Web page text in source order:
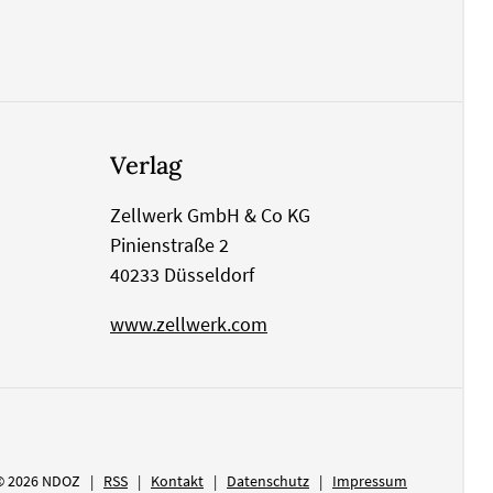
Verlag
Zellwerk GmbH & Co KG
Pinienstraße 2
40233 Düsseldorf
www.zellwerk.com
2026 NDOZ RSS Kontakt Datenschutz Impressum